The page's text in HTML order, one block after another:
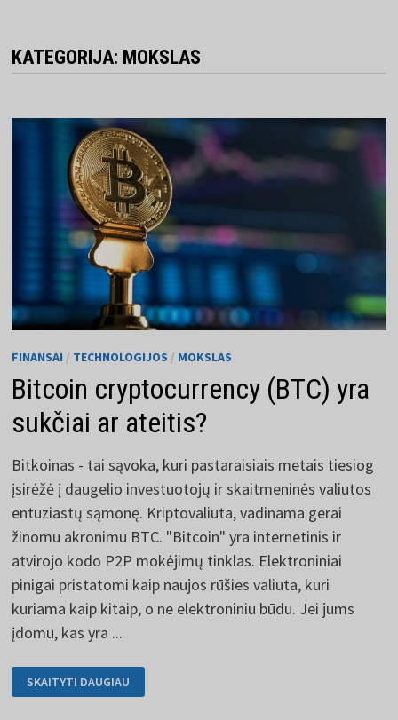
KATEGORIJA: MOKSLAS
FINANSAI / TECHNOLOGIJOS / MOKSLAS
Bitcoin cryptocurrency (BTC) yra
sukčiai ar ateitis?
Bitkoinas - tai sąvoka, kuri pastaraisiais metais tiesiog
įsirėžė į daugelio investuotojų ir skaitmeninės valiutos
entuziastų sąmonę. Kriptovaliuta, vadinama gerai
žinomu akronimu BTC. "Bitcoin" yra internetinis ir
atvirojo kodo P2P mokėjimų tinklas. Elektroniniai
pinigai pristatomi kaip naujos rūšies valiuta, kuri
kuriama kaip kitaip, o ne elektroniniu būdu. Jei jums
įdomu, kas yra ...
CRYPTOCURRENCY
(BTC)
SKAITYTI DAUGIAU